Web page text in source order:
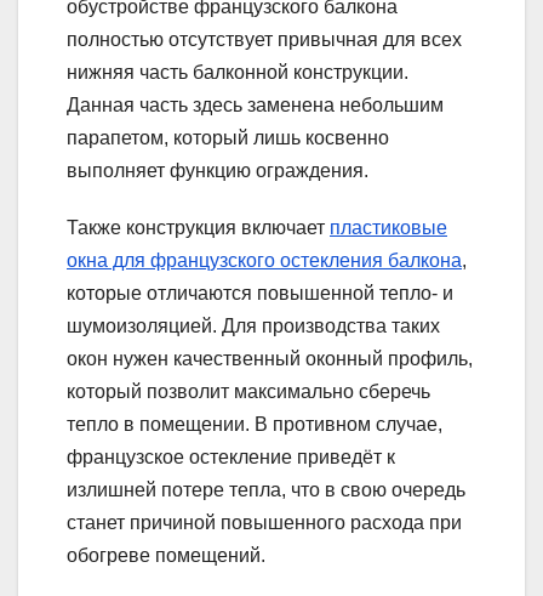
обустройстве французского балкона
полностью отсутствует привычная для всех
нижняя часть балконной конструкции.
Данная часть здесь заменена небольшим
парапетом, который лишь косвенно
выполняет функцию ограждения.
Также конструкция включает пластиковые
окна для французского остекления балкона,
которые отличаются повышенной тепло- и
шумоизоляцией. Для производства таких
окон нужен качественный оконный профиль,
который позволит максимально сберечь
тепло в помещении. В противном случае,
французское остекление приведёт к
излишней потере тепла, что в свою очередь
станет причиной повышенного расхода при
обогреве помещений.